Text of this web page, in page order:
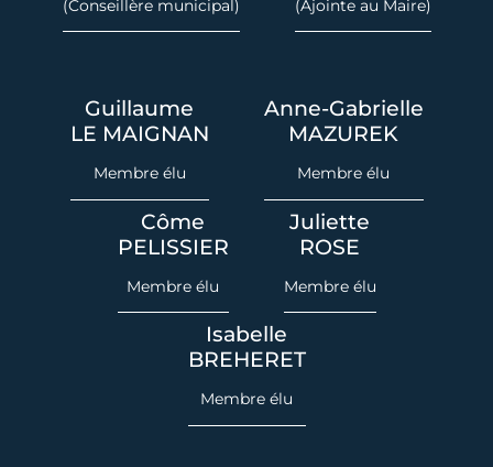
(Conseillère municipal)
(Ajointe au Maire)
Guillaume
LE MAIGNAN
Membre élu
Anne-Gabrielle
MAZUREK
Membre élu
Côme
PELISSIER
Membre élu
Juliette
ROSE
Membre élu
Isabelle
BREHERET
Membre élu